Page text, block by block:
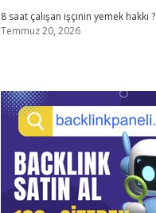
8 saat çalışan işçinin yemek hakkı ?
Temmuz 20, 2026